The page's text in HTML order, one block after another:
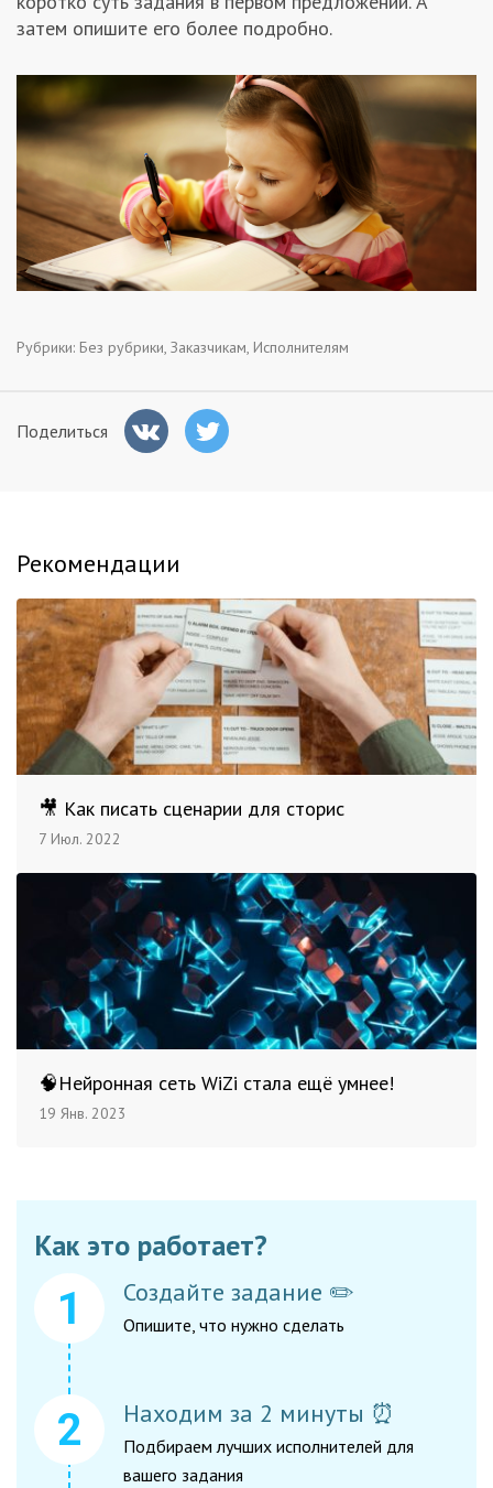
Гости
затем опишите его более подробно.
Рубрики: Без рубрики, Заказчикам, Исполнителям
Поделиться
Рекомендации
🎥 Как писать сценарии для сторис
7 Июл. 2022
🧠Нейронная сеть WiZi стала ещё умнее!
19 Янв. 2023
Как это работает?
Создайте задание ✏️
Опишите, что нужно сделать
Находим за 2 минуты ⏰
Подбираем лучших исполнителей для
вашего задания